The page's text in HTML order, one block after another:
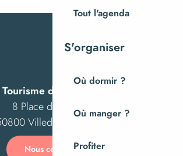
Tout l'agenda
S'organiser
Où dormir ?
Où manger ?
Profiter
de Villedieu Intercom
8 Place des Costils
Villedieu-les-Poêles
Nous contacter